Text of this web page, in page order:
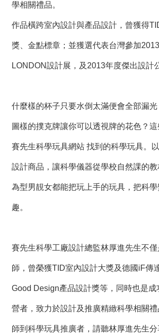
學相關禮品。
作品橫跨室內設計與產品設計，曾獲得
獎、金點標章；並獲選代表台灣參加
LONDON設計展，及2013年度傑出設計
什麼樣的杯子只要水倒太滿便會全部漏
圖樣的撲克牌讓你可以透視牌的花色？
賽先生科學玩具網站 找到的科學玩具。
設計商品，讓科學儀器從學校自然課的
為型男靚女都能把玩上手的玩具，把科
趣。
賽先生科學工廠設計總監林厚進先生不
師，曾榮獲TID室內設計大獎及德國iF傳
Good Design產品設計獎等，同時也是成
營者，致力於設計及推廣精緻科學相關
師到科學玩具推廣者，請聽林厚進先生